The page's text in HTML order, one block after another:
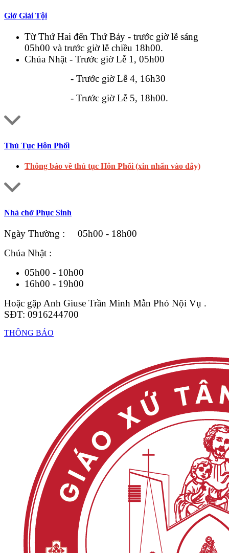
Giờ Giải Tội
Từ Thứ Hai đến Thứ Bảy - trước giờ lễ sáng
05h00 và trước giờ lễ chiều 18h00.
Chúa Nhật - Trước giờ Lễ 1, 05h00
- Trước giờ Lễ 4, 16h30
- Trước giờ Lễ 5, 18h00.
Thủ Tục Hôn Phối
Thông báo về thủ tục Hôn Phối (xin nhấn vào đây)
Nhà chờ Phục Sinh
Ngày Thường : 05h00 - 18h00
Chúa Nhật :
05h00 - 10h00
16h00 - 19h00
Hoặc gặp Anh Giuse Trần Minh Mẫn Phó Nội Vụ .
SĐT: 0916244700
THÔNG BÁO